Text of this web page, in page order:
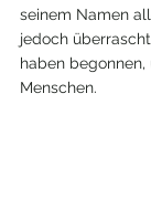
seinem Namen
jedoch
haben
Menschen.